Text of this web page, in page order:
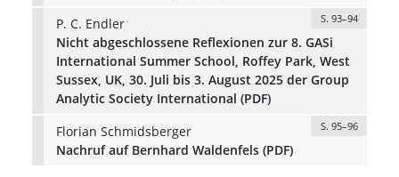
P. C. Endler
S. 93–94
Nicht abgeschlossene Reflexionen zur 8. GASi
International Summer School, Roffey Park, West
Sussex, UK, 30. Juli bis 3. August 2025 der Group
Analytic Society International (PDF)
Florian Schmidsberger
S. 95–96
Nachruf auf Bernhard Waldenfels (PDF)